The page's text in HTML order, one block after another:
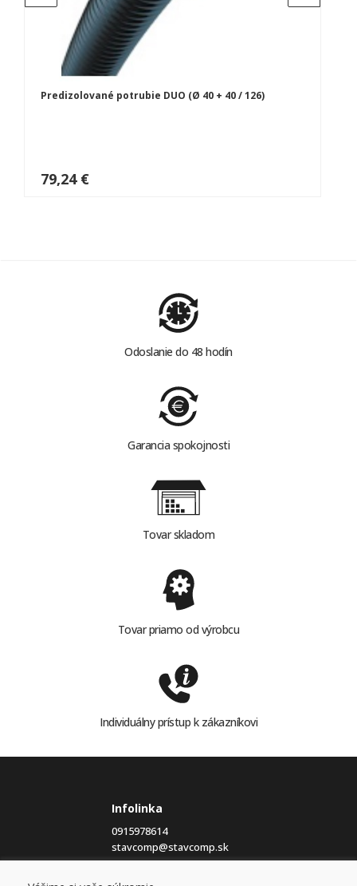
Predizolované potrubie DUO (Ø 40 + 40 / 126)
79,24 €
Odoslanie do 48 hodín
Garancia spokojnosti
Tovar skladom
Tovar priamo od výrobcu
Individuálny prístup k zákazníkovi
Infolinka
0915978614
stavcomp@stavcomp.sk